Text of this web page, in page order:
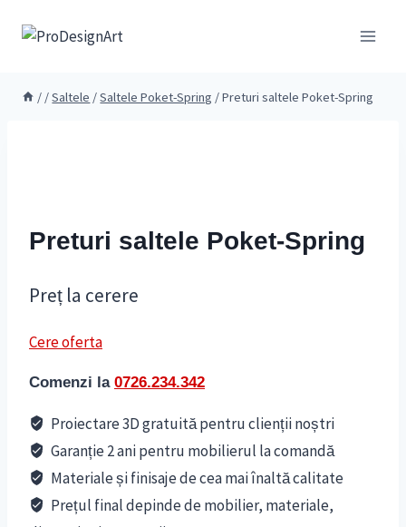
/ /Saltele /Saltele Poket-Spring /Preturi saltele Poket-Spring
Preturi saltele Poket-Spring
Preț la cerere
Cere oferta
Comenzi la 0726.234.342
Proiectare 3D gratuită pentru clienții noștri
Garanție 2 ani pentru mobilierul la comandă
Materiale și finisaje de cea mai înaltă calitate
Prețul final depinde de mobilier, materiale,